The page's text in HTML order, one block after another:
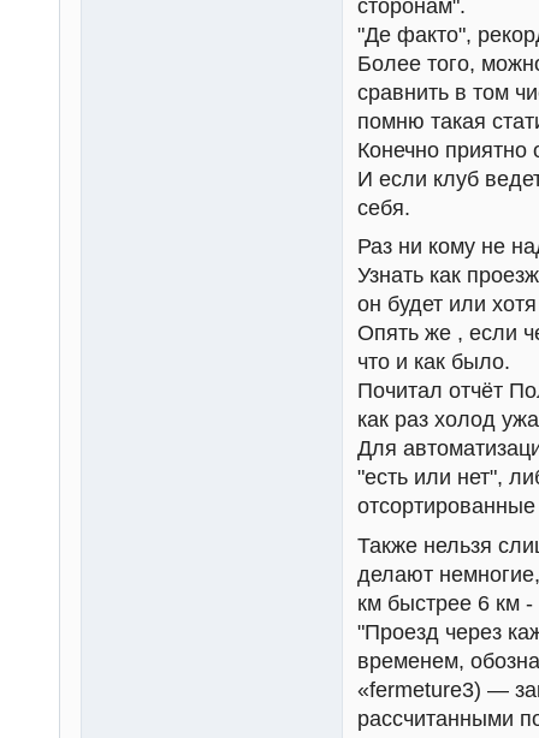
сторонам".
"Де факто",
Более того,
сравнить в том
помню такая
Конечно приятно
И если клуб
себя.
Раз ни кому не
Узнать как
он будет или
Опять же , если
что и как было.
Почитал отчёт
как раз холод
Для
"есть или нет",
Также нельзя
делают
км быстрее 6 км
"Проезд через
временем,
«fermeture3) —
рассчитанными